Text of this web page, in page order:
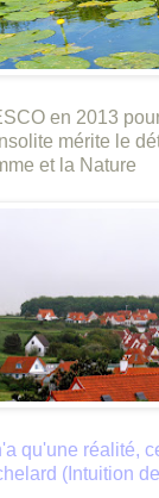
en 2013
mérite le
et la Nature
qu'une réalité,
(Intuition